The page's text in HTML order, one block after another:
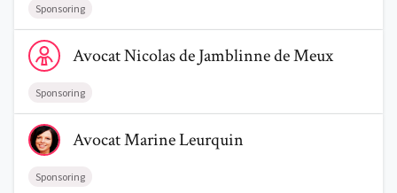
Sponsoring
Voir le profil de AvocatNicolas de Jamblinne de Meux
AvocatNicolasde Jamblinne de Meux
Sponsoring
Voir le profil de AvocatMarine Leurquin
AvocatMarineLeurquin
Sponsoring